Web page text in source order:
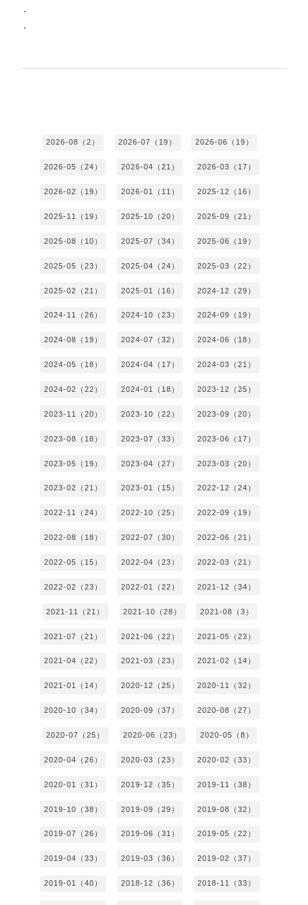
・
・
2026-08（2） 2026-07（19） 2026-06（19）
2026-05（24） 2026-04（21） 2026-03（17）
2026-02（19） 2026-01（11） 2025-12（16）
2025-11（19） 2025-10（20） 2025-09（21）
2025-08（10） 2025-07（34） 2025-06（19）
2025-05（23） 2025-04（24） 2025-03（22）
2025-02（21） 2025-01（16） 2024-12（29）
2024-11（26） 2024-10（23） 2024-09（19）
2024-08（19） 2024-07（32） 2024-06（18）
2024-05（18） 2024-04（17） 2024-03（21）
2024-02（22） 2024-01（18） 2023-12（25）
2023-11（20） 2023-10（22） 2023-09（20）
2023-08（18） 2023-07（33） 2023-06（17）
2023-05（19） 2023-04（27） 2023-03（20）
2023-02（21） 2023-01（15） 2022-12（24）
2022-11（24） 2022-10（25） 2022-09（19）
2022-08（18） 2022-07（30） 2022-06（21）
2022-05（15） 2022-04（23） 2022-03（21）
2022-02（23） 2022-01（22） 2021-12（34）
2021-11（21） 2021-10（28） 2021-08（3）
2021-07（21） 2021-06（22） 2021-05（23）
2021-04（22） 2021-03（23） 2021-02（14）
2021-01（14） 2020-12（25） 2020-11（32）
2020-10（34） 2020-09（37） 2020-08（27）
2020-07（25） 2020-06（23） 2020-05（8）
2020-04（26） 2020-03（23） 2020-02（33）
2020-01（31） 2019-12（35） 2019-11（38）
2019-10（38） 2019-09（29） 2019-08（32）
2019-07（26） 2019-06（31） 2019-05（22）
2019-04（33） 2019-03（36） 2019-02（37）
2019-01（40） 2018-12（36） 2018-11（33）